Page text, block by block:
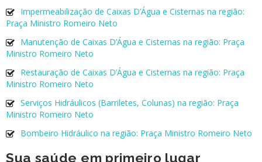
Impermeabilização de Caixas D’Água e Cisternas na região:
Praça Ministro Romeiro Neto
Manutenção de Caixas D’Água e Cisternas na região: Praça
Ministro Romeiro Neto
Restauração de Caixas D’Água e Cisternas na região: Praça
Ministro Romeiro Neto
Serviços Hidráulicos (Barriletes, Colunas) na região: Praça
Ministro Romeiro Neto
Bombeiro Hidráulico na região: Praça Ministro Romeiro Neto
Sua saúde em primeiro lugar